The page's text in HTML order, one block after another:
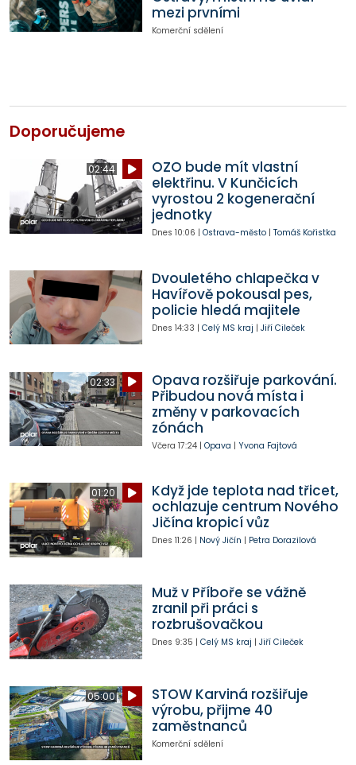
mezi prvními
Komerční sdělení
Doporučujeme
02:44
OZO bude mít vlastní
elektřinu. V Kunčicích
vyrostou 2 kogenerační
jednotky
Dnes 10:06 | Ostrava-město| Tomáš Kořistka
Dvouletého chlapečka v
Havířově pokousal pes,
policie hledá majitele
Dnes 14:33 | Celý MS kraj | Jiří Cileček
02:33
Opava rozšiřuje parkování.
Přibudou nová místa i
změny v parkovacích
zónách
Včera 17:24| Opava | Yvona Fajtová
01:20
Když jde teplota nad třicet,
ochlazuje centrum Nového
Jičína kropicí vůz
Dnes 11:26 | Nový Jičín | Petra Dorazilová
Muž v Příboře se vážně
zranil při práci s
rozbrušovačkou
Dnes 9:35 | Celý MS kraj | Jiří Cileček
05:00
STOW Karviná rozšiřuje
výrobu, přijme 40
zaměstnanců
Komerční sdělení